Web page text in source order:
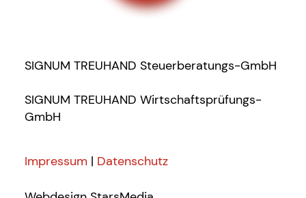
SIGNUM TREUHAND Steuerberatungs-GmbH
SIGNUM TREUHAND Wirtschaftsprüfungs-
GmbH
Impressum | Datenschutz